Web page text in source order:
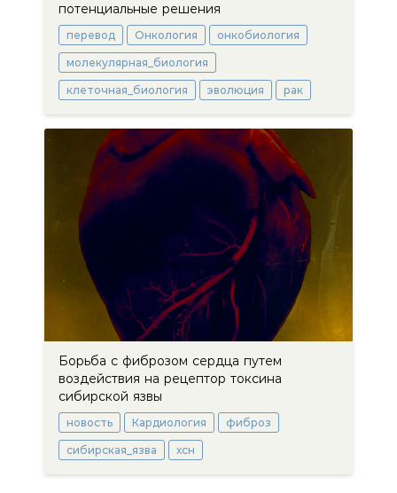
потенциальные решения
перевод Онкология онкобиология
молекулярная_биология
клеточная_биология эволюция рак
Борьба с фиброзом сердца путем
воздействия на рецептор токсина
сибирской язвы
новость Кардиология фиброз
сибирская_язва хсн